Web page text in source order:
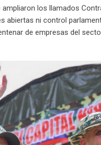
ampliaron los llamados
abiertas ni control
de empresas del